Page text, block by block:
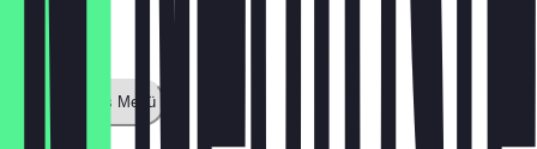
Zeige ganzes Menü